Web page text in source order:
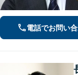
電話でお問い